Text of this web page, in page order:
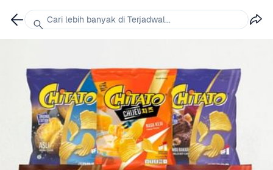
Cari lebih banyak di Terjadwal...